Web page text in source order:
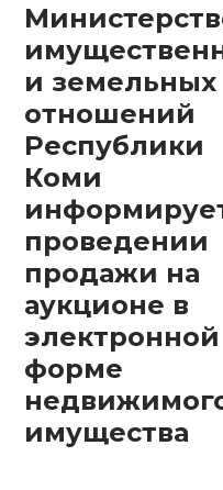
Версия
и земельных
отношений
Республики
Коми
проведении
продажи на
аукционе в
электронной
форме
имущества